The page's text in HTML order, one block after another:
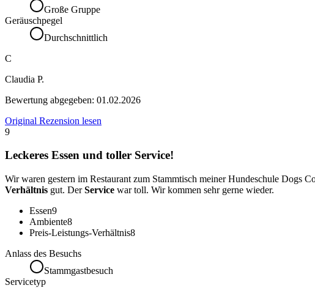
Große Gruppe
Geräuschpegel
Durchschnittlich
C
Claudia P.
Bewertung abgegeben: 01.02.2026
Original Rezension lesen
9
Leckeres Essen und toller Service!
Wir waren gestern im Restaurant zum Stammtisch meiner Hundeschule Dogs
Verhältnis gut. DerService war toll. Wir kommen sehr gerne wieder.
Essen9
Ambiente8
Preis-Leistungs-Verhältnis8
Anlass des Besuchs
Stammgastbesuch
Servicetyp